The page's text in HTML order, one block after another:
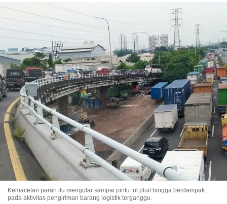
Kemacetan parah itu mengular sampai pintu tol pluit hingga berdampak
pada aktivitas pengiriman barang logistik terganggu.